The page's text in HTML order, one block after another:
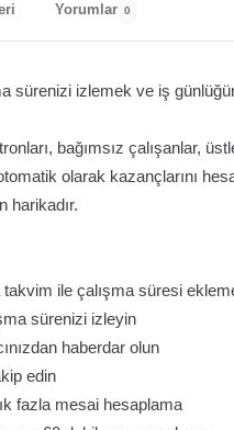
Yorumlar 0
sürenizi izlemek ve iş
bağımsız çalışanlar,
olarak kazançlarını
harikadır.
ile çalışma süresi
sürenizi izleyin
haberdar olun
edin
fazla mesai hesaplama